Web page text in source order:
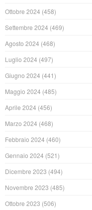
Ottobre 2024 (458)
Settembre 2024 (469)
Agosto 2024 (468)
Luglio 2024 (497)
Giugno 2024 (441)
Maggio 2024 (485)
Aprile 2024 (456)
Marzo 2024 (468)
Febbraio 2024 (460)
Gennaio 2024 (521)
Dicembre 2023 (494)
Novembre 2023 (485)
Ottobre 2023 (506)